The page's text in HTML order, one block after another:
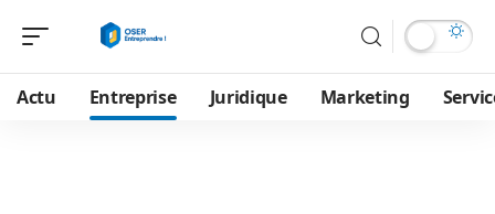
Actu Entreprise Juridique Marketing